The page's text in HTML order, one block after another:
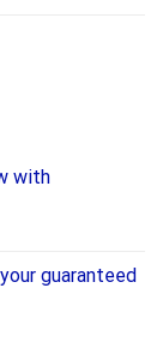
with
guaranteed